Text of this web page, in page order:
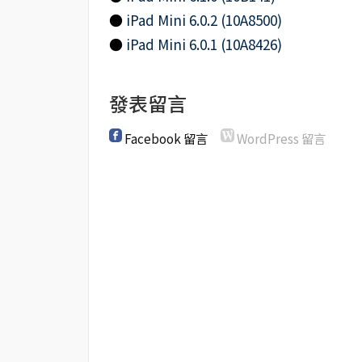
● iPad Mini 6.0.2 (10A8500)
● iPad Mini 6.0.1 (10A8426)
發表留言
Facebook 留言 WordPress 留言